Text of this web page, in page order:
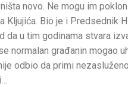
novo. Ne mogu im
Bio je i Predsednik
da u tim godinama stvara
normalan građanin
odbio da primi